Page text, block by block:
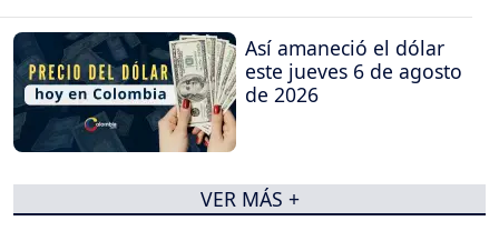
Así amaneció el dólar
este jueves 6 de agosto
de 2026
VER MÁS +